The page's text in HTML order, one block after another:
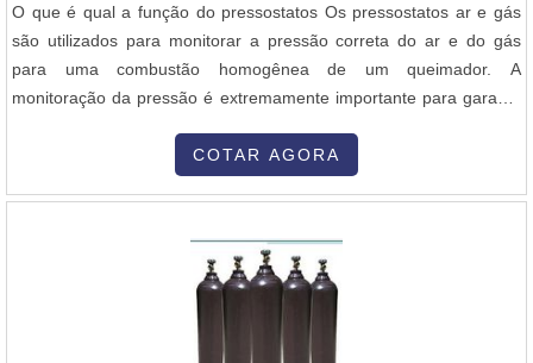
O que é qual a função do pressostatos Os pressostatos ar e gás
são utilizados para monitorar a pressão correta do ar e do gás
para uma combustão homogênea de um queimador. A
monitoração da pressão é extremamente importante para garantir
manipula. É importante também que as demais práticas de
COTAR AGORA